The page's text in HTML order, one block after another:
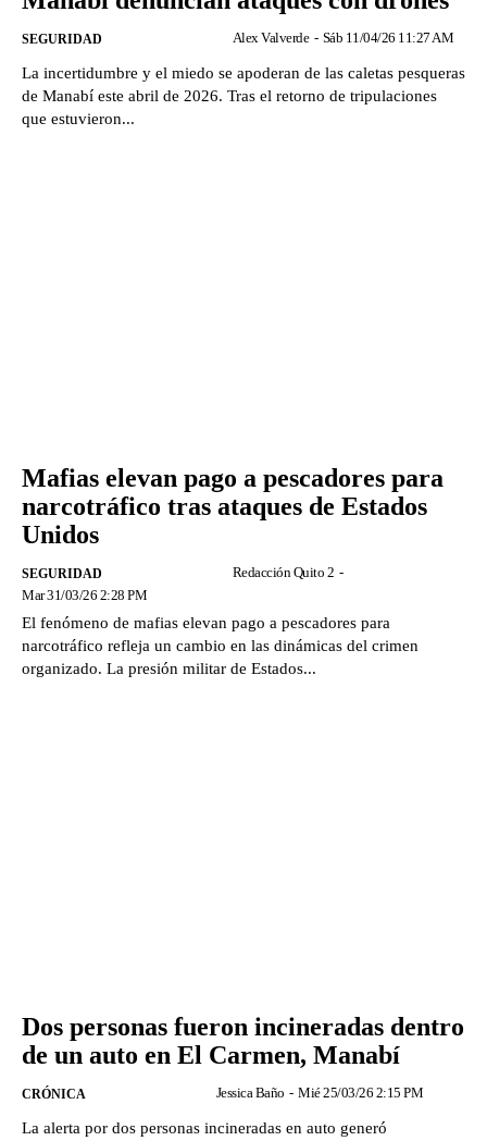
SEGURIDAD Alex Valverde - Sáb 11/04/26 11:27 AM
La incertidumbre y el miedo se apoderan de las caletas pesqueras
de Manabí este abril de 2026. Tras el retorno de tripulaciones
que estuvieron...
Mafias elevan pago a pescadores para
narcotráfico tras ataques de Estados
Unidos
SEGURIDAD Redacción Quito 2 -
Mar 31/03/26 2:28 PM
El fenómeno de mafias elevan pago a pescadores para
narcotráfico refleja un cambio en las dinámicas del crimen
organizado. La presión militar de Estados...
Dos personas fueron incineradas dentro
de un auto en El Carmen, Manabí
CRÓNICA Jessica Baño - Mié 25/03/26 2:15 PM
La alerta por dos personas incineradas en auto generó